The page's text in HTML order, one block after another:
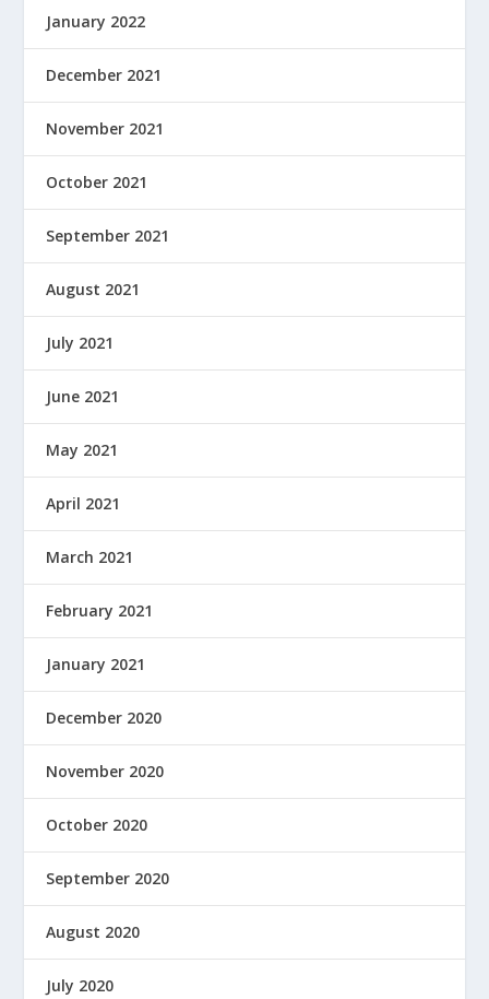
January 2022
December 2021
November 2021
October 2021
September 2021
August 2021
July 2021
June 2021
May 2021
April 2021
March 2021
February 2021
January 2021
December 2020
November 2020
October 2020
September 2020
August 2020
July 2020